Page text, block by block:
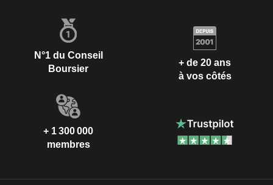
N°1 du Conseil
Boursier
+ de 20 ans
à vos côtés
+ 1 300 000
membres